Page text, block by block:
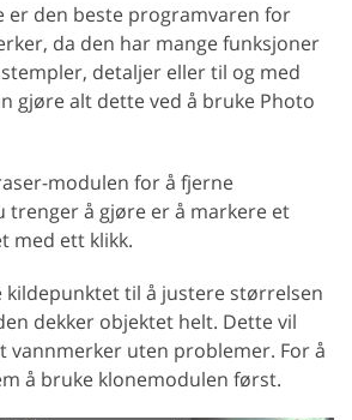
er den beste programvaren for
da den har mange funksjoner
detaljer eller til og med
gjøre alt dette ved å bruke Photo
modulen for å fjerne
trenger å gjøre er å markere et
med ett klikk.
kildepunktet til å justere størrelsen
dekker objektet helt. Dette vil
vannmerker uten problemer. For å
å bruke klonemodulen først.